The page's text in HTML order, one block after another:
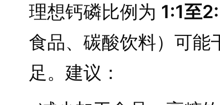
理想钙磷比例为 1:1至
食品、碳酸饮料）可能
足。建议：